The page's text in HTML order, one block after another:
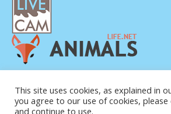
CONTACTO
SOBRE NOSOTROS
This site uses cookies, as explained in
you agree to our use of cookies, please
and continue to use.